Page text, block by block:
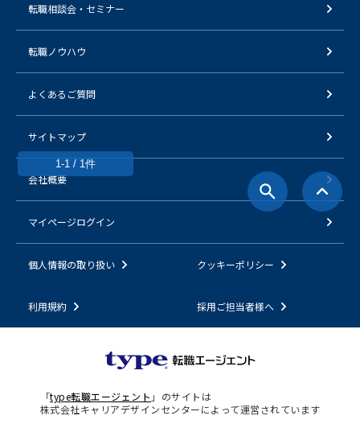
1-1 / 1件
転職相談会・セミナー
転職ノウハウ
よくあるご質問
サイトマップ
会社概要
マイページログイン
個人情報の取り扱い クッキーポリシー
利用規約 採用ご担当者様へ
「type転職エージェント 」のサイトは
株式会社キャリアデザインセンターによって運営されています